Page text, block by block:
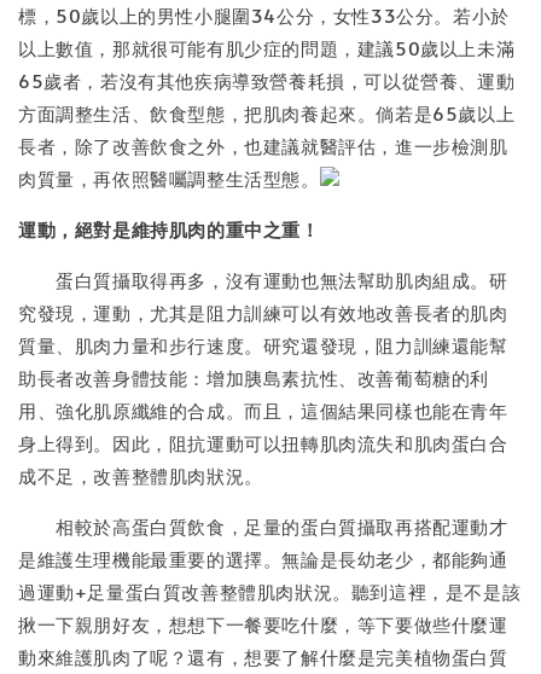
標，50歲以上的男性小腿圍34公分，女性33公分。若小於
以上數值，那就很可能有肌少症的問題，建議50歲以上未滿
65歲者，若沒有其他疾病導致營養耗損，可以從營養、運動
方面調整生活、飲食型態，把肌肉養起來。倘若是65歲以上
長者，除了改善飲食之外，也建議就醫評估，進一步檢測肌
肉質量，再依照醫囑調整生活型態。
運動，絕對是維持肌肉的重中之重！
蛋白質攝取得再多，沒有運動也無法幫助肌肉組成。研
究發現，運動，尤其是阻力訓練可以有效地改善長者的肌肉
質量、肌肉力量和步行速度。研究還發現，阻力訓練還能幫
助長者改善身體技能：增加胰島素抗性、改善葡萄糖的利
用、強化肌原纖維的合成。而且，這個結果同樣也能在青年
身上得到。因此，阻抗運動可以扭轉肌肉流失和肌肉蛋白合
成不足，改善整體肌肉狀況。
相較於高蛋白質飲食，足量的蛋白質攝取再搭配運動才
是維護生理機能最重要的選擇。無論是長幼老少，都能夠通
過運動+足量蛋白質改善整體肌肉狀況。聽到這裡，是不是該
揪一下親朋好友，想想下一餐要吃什麼，等下要做些什麼運
動來維護肌肉了呢？還有，想要了解什麼是完美植物蛋白質